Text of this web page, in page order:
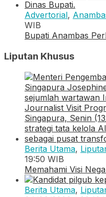
Advertorial,
WIB
Bupati Anambas
Liputan Khusus
Berita Utama,
19:50 WIB
Memahami Visi
Berita Utama,